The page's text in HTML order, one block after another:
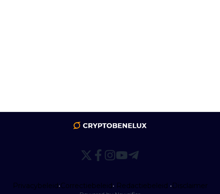
Privacybeleid•Correctiebeleid• Redactiebeleid •Disclaimer